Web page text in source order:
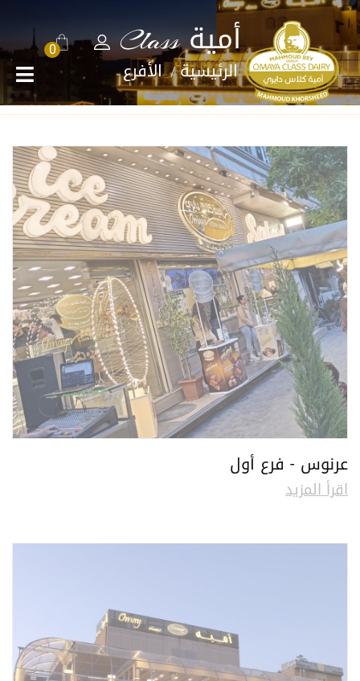
0 أمية Class
الرئيسية الأفرع
عرنوس - فرع أول
اقرأ المزيد